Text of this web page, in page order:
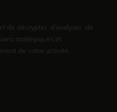
de décrypter, d’analyser, de
stratégiques et
de votre activité.